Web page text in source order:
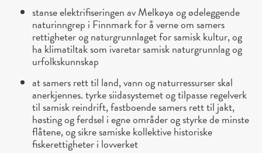
stanse elektrifiseringen av Melkøya og ødeleggende
naturinngrep i Finnmark for å verne om samers
rettigheter og naturgrunnlaget for samisk kultur, og
ha klimatiltak som ivaretar samisk naturgrunnlag og
urfolkskunnskap
at samers rett til land, vann og naturressurser skal
anerkjennes. tyrke siidasystemet og tilpasse regelverk
til samisk reindrift, fastboende samers rett til jakt,
høsting og ferdsel i egne områder og styrke de minste
flåtene, og sikre samiske kollektive historiske
fiskerettigheter i lovverket